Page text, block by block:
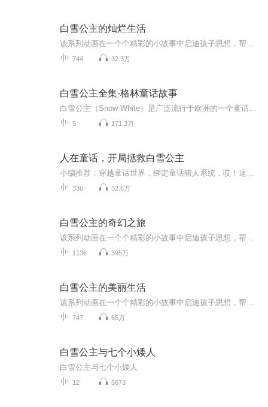
白雪公主的灿烂生活
744 32.3万
白雪公主全集-格林童话故事
5 171.3万
人在童话，开局拯救白雪公主
336 32.6万
白雪公主的奇幻之旅
1136 395万
白雪公主的美丽生活
747 65万
白雪公主与七个小矮人
白雪公主与七个小矮人
12 5673